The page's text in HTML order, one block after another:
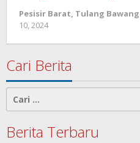
oleh
Andika
Pesisir Barat, Tulang Bawang
10, 2024
Cari Berita
Cari
untuk:
Berita Terbaru